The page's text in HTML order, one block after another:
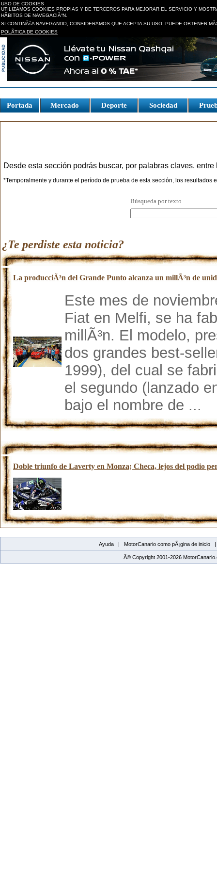
USO DE COOKIES
UTILIZAMOS COOKIES PROPIAS Y DE TERCEROS PARA MEJORAR EL SERVICIO Y
HÃBITOS DE NAVEGACIÃ“N.
SI CONTINÃšA NAVEGANDO, CONSIDERAMOS QUE ACEPTA SU USO. PUEDE OBTENER
POLÃTICA DE COOKIES
Portada Mercado Deporte Sociedad
Desde esta sección podrás buscar, por palabras claves,
*Temporalmente y durante el período de prueba de esta sección, los resultados
Búsqueda por texto
¿Te perdiste esta noticia?
La producciÃ³n del Grande Punto alcanza un millÃ³n de
Este mes de
Fiat en Melfi, se ha
millÃ³n. El modelo,
dos grandes best-
1999), del cual se
el segundo (lanzado
bajo el nombre de ...
Doble triunfo de Laverty en Monza; Checa, lejos del podio
Ayuda | MotorCanario como pÃ¡gina de inicio
Â© Copyright 2001-2026